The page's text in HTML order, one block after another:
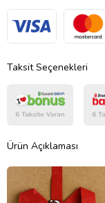
Taksit Seçenekleri
Ürün Açıklaması